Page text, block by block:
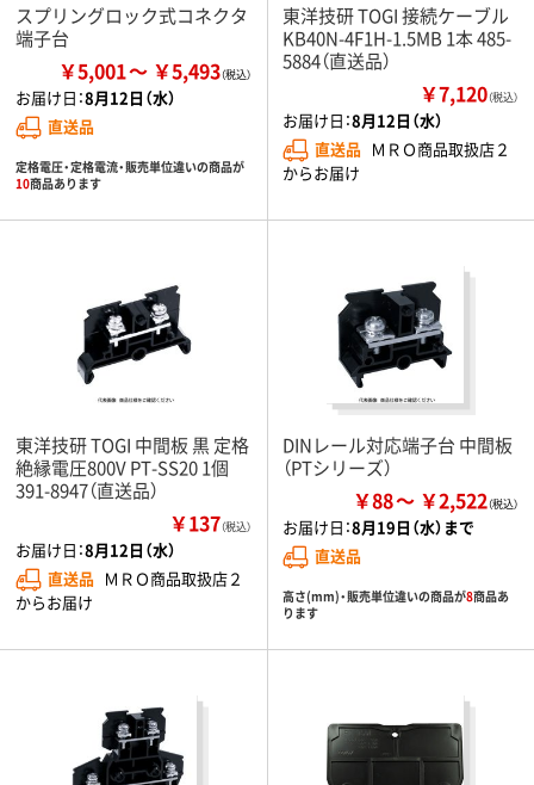
スプリングロック式コネクタ
端子台
￥5,001 ￥5,493
お届け日：8月12日（水）
直送品
定格電圧・定格電流・販売単位違いの商品が
10商品あります
東洋技研 TOGI 接続ケーブル
KB40N-4F1H-1.5MB 1本 485-
5884（直送品）
￥7,120（税込）
お届け日：8月12日（水）
直送品 ＭＲＯ商品取扱店２
からお届け
東洋技研 TOGI 中間板 黒 定格
絶縁電圧800V PT-SS20 1個
391-8947（直送品）
￥137（税込）
お届け日：8月12日（水）
直送品 ＭＲＯ商品取扱店２
からお届け
DINレール対応端子台 中間板
（PTシリーズ）
￥88 ￥2,522
お届け日：8月19日（水）まで
直送品
高さ(mm)・販売単位違いの商品が8商品あ
ります